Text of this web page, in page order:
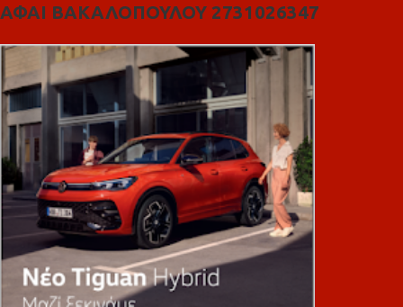
ΑΦΑΙ ΒΑΚΑΛΟΠΟΥΛΟΥ 2731026347